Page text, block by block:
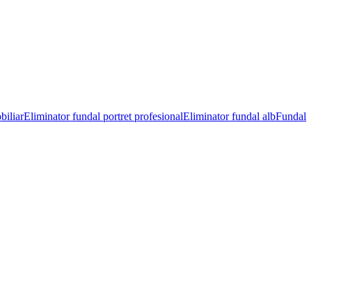
Eliminator fundal portret profesionalEliminator fundal albFundal